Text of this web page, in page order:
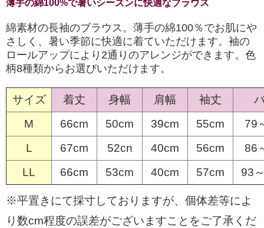
薄手の綿100%で暑いシーズンに快適なブラウス
綿素材の長袖のブラウス。薄手の綿100％でお肌にや
さしく、暑い季節に快適に着ていただけます。袖の
ロールアップにより2通りのアレンジができます。色
柄8種類からお選びいただけます。
サイズ 着丈 身幅 肩幅 袖丈
M
66cm 50cm 39cm 55cm
79
L
67cm 52cn 40cm 56cm
86
LL
66cm 53cm 40cm 57cm 93
※平置きにて採寸しておりますが、個体差等によ
り数cm程度の誤差がございますことをご了承くだ